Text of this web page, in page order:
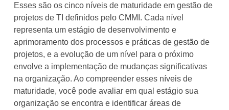
Esses são os cinco níveis de maturidade em gestão de
projetos de TI definidos pelo CMMI. Cada nível
representa um estágio de desenvolvimento e
aprimoramento dos processos e práticas de gestão de
projetos, e a evolução de um nível para o próximo
envolve a implementação de mudanças significativas
na organização. Ao compreender esses níveis de
maturidade, você pode avaliar em qual estágio sua
organização se encontra e identificar áreas de